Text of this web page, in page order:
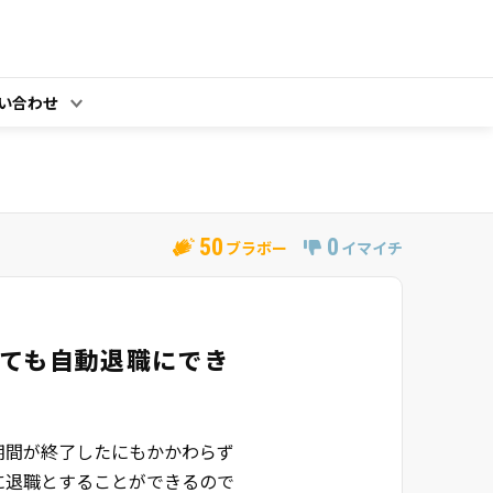
合わせ
50 ブラボー 0 イマイチ
も自動退職にでき
が終了したにもかかわらず
職とすることができるので